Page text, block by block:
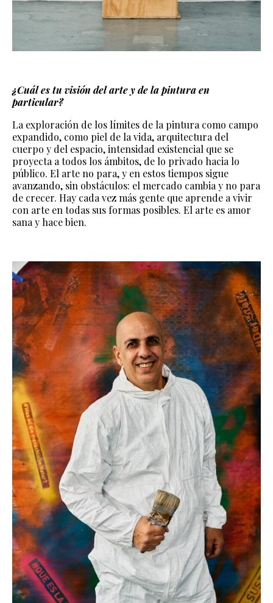
¿Cuál es tu visión del arte y de la pintura en
particular?
La exploración de los límites de la pintura como campo
expandido, como piel de la vida, arquitectura del
cuerpo y del espacio, intensidad existencial que se
proyecta a todos los ámbitos, de lo privado hacia lo
público. El arte no para, y en estos tiempos sigue
avanzando, sin obstáculos: el mercado cambia y no para
de crecer. Hay cada vez más gente que aprende a vivir
con arte en todas sus formas posibles. El arte es amor
sana y hace bien.